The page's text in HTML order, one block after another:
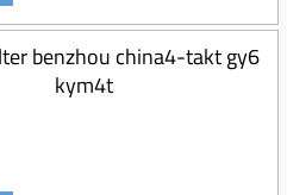
benzhou china4-takt gy6
kym4t